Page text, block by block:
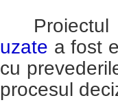
uzate a fost
cu
procesul